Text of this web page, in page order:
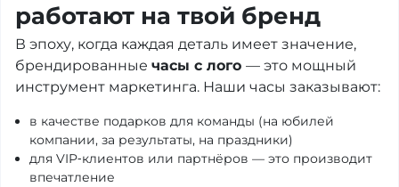
работают на твой бренд
В эпоху, когда каждая деталь имеет значение,
брендированные часы с лого — это мощный
инструмент маркетинга. Наши часы заказывают:
в качестве подарков для команды (на юбилей
компании, за результаты, на праздники)
для VIP‑клиентов или партнёров — это производит
впечатление